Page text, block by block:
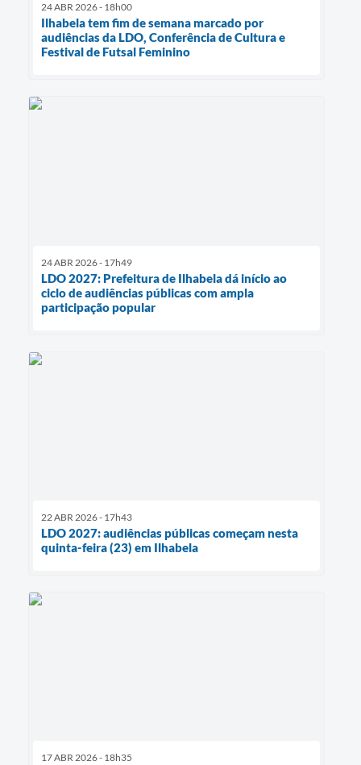
24 ABR 2026 - 18h00
Ilhabela tem fim de semana marcado por
audiências da LDO, Conferência de Cultura e
Festival de Futsal Feminino
24 ABR 2026 - 17h49
LDO 2027: Prefeitura de Ilhabela dá início ao
ciclo de audiências públicas com ampla
participação popular
22 ABR 2026 - 17h43
LDO 2027: audiências públicas começam nesta
quinta-feira (23) em Ilhabela
17 ABR 2026 - 18h35